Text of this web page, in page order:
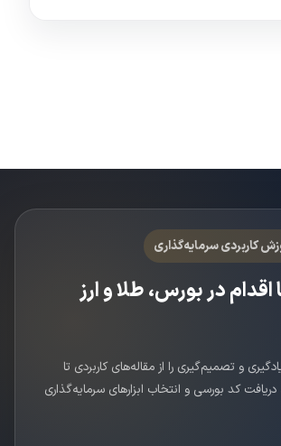
کاربردی سرمایه‌گذاری
در بورس، طلا و ارز
و تصمیم‌گیری را از مقاله‌های کاربردی تا
کد بورسی و انتخاب ابزارهای سرمایه‌گذاری